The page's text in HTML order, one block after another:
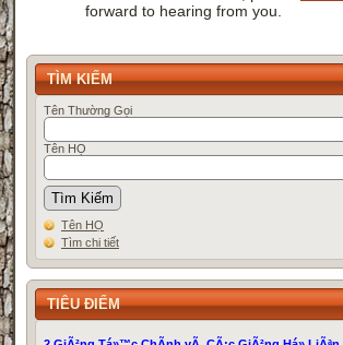
forward to hearing from you.
TÌM KIẾM
Tên Thường Gọi
Tên HỌ
Tên HỌ
Tìm chi tiết
TIÊU ĐIỂM